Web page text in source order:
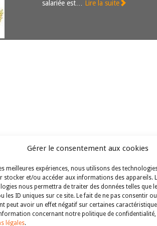
Gérer le consentement aux cookies
meilleures expériences, nous utilisons des
stocker et/ou accéder aux informations des appareils.
nous permettra de traiter des données telles que
les ID uniques sur ce site. Le fait de ne pas consentir
peut avoir un effet négatif sur certaines
concernant notre politique de confidentialité,
légales.
salariée est… Lire la suite